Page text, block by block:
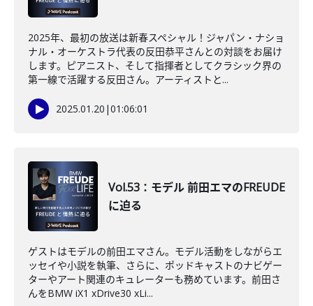
2025年、最初の放送は新春スペシャル！ジャパン・ナショ
ナル・オーケストラ代表の反田恭平さんとの対談をお届け
します。ピアニスト、そして指揮者としてクラシック界の
第一線で活躍する反田さん。アーティストと...
2025.01.20 |01:06:01
Vol.53：モデル 前田エマのFREUDE
に迫る
ゲストはモデルの前田エマさん。モデル活動をしながらエ
ッセイや小説を執筆、さらに、ポッドキャストのナビゲー
ターやアート関連のキュレーターも務めています。前田さ
んをBMW iX1 xDrive30 xLi...